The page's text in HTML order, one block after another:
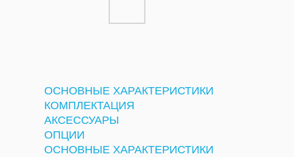
ОСНОВНЫЕ ХАРАКТЕРИСТИКИ
КОМПЛЕКТАЦИЯ
АКСЕССУАРЫ
ОПЦИИ
ОСНОВНЫЕ ХАРАКТЕРИСТИКИ